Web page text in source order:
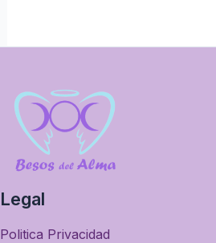
Legal
Politica Privacidad